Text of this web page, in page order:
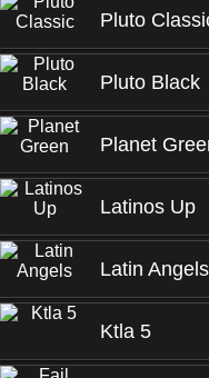
Pluto
Pluto Black
Planet
Latinos Up
Latin Angels
Ktla 5